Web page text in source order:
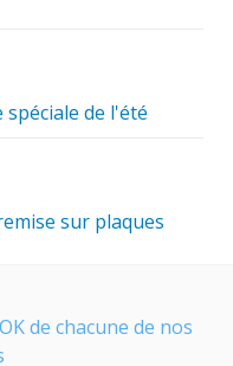
spéciale de l'été
sur plaques
de chacune de nos